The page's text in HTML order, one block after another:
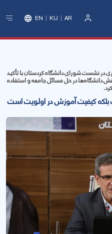
EN KU AR
در نشست شورای دانشگاه کردستان با تأکید
دانشگاه‌ها در حل مسائل جامعه و استفاده
کیفیت آموزش در اولویت است